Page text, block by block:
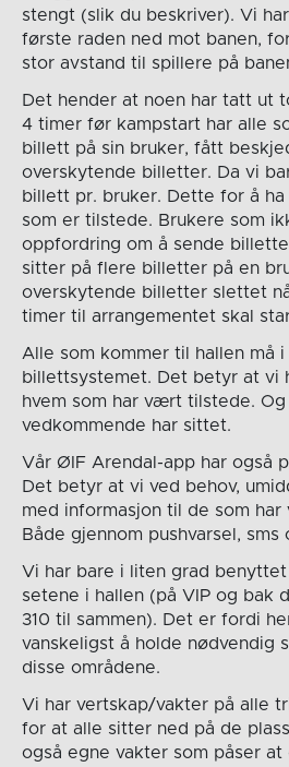
stengt (slik du beskriver). Vi
første raden ned mot banen,
stor avstand til spillere på
Det hender at noen har tatt ut
4 timer før kampstart har alle
billett på sin bruker, fått
overskytende billetter. Da vi
billett pr. bruker. Dette for å
som er tilstede. Brukere som
oppfordring om å sende
sitter på flere billetter på en
overskytende billetter slettet
timer til arrangementet skal
Alle som kommer til hallen må
billettsystemet. Det betyr at vi
hvem som har vært tilstede. Og
vedkommende har sittet.
Vår ØIF Arendal-app har også
Det betyr at vi ved behov,
med informasjon til de som
Både gjennom pushvarsel, sms
Vi har bare i liten grad
setene i hallen (på VIP og bak
310 til sammen). Det er fordi
vanskeligst å holde nødvendig
disse områdene.
Vi har vertskap/vakter på alle
for at alle sitter ned på de
også egne vakter som påser